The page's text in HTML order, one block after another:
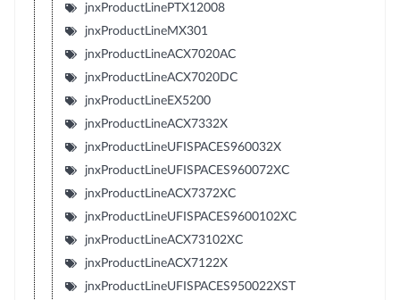
jnxProductLinePTX12008
jnxProductLineMX301
jnxProductLineACX7020AC
jnxProductLineACX7020DC
jnxProductLineEX5200
jnxProductLineACX7332X
jnxProductLineUFISPACES960032X
jnxProductLineUFISPACES960072XC
jnxProductLineACX7372XC
jnxProductLineUFISPACES9600102XC
jnxProductLineACX73102XC
jnxProductLineACX7122X
jnxProductLineUFISPACES950022XST